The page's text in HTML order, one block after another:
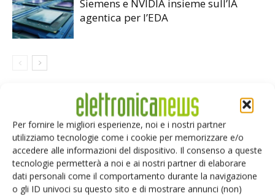
Per fornire le migliori esperienze, noi e i nostri partner
utilizziamo tecnologie come i cookie per memorizzare e/o
accedere alle informazioni del dispositivo. Il consenso a queste
tecnologie permetterà a noi e ai nostri partner di elaborare
dati personali come il comportamento durante la navigazione
o gli ID univoci su questo sito e di mostrare annunci (non)
Siemens e NVIDIA insieme sull’IA
agentica per l’EDA
LASCIA UN COMMENTO